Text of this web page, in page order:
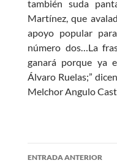
también suda
Martínez, que
apoyo popular
número dos…La
ganará porque ya
Álvaro Ruelas;”
Melchor Angulo
Navegación
ENTRADA ANTERIOR